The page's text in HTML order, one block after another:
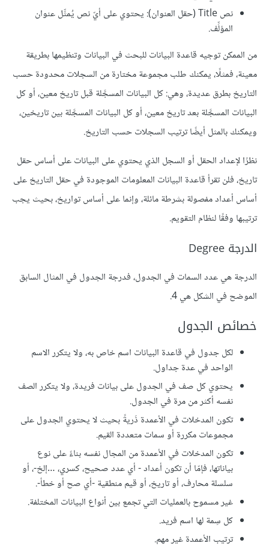
نص Title (حقل العنوان): يحتوي على أيّ نص يُمثِّل عنوان
المؤلِّف.
من الممكن توجيه قاعدة البيانات للبحث في البيانات وتنظيمها بطريقة
معينة، فمثلًا، يمكنك طلب مجموعة مختارة من السجلات محدودة حسب
التاريخ بطرق عديدة، وهي: كل البيانات المسجَّلة قبل تاريخ معين، أو كل
البيانات المسجَّلة بعد تاريخ معين، أو كل البيانات المسجَّلة بين تاريخين،
ويمكنك بالمثل أيضًا ترتيب السجلات حسب التاريخ.
نظرًا لإعداد الحقل أو السجل الذي يحتوي على البيانات على أساس حقل
تاريخ، فلن تقرأ قاعدة البيانات المعلومات الموجودة في حقل التاريخ على
أساس أعداد مفصولة بشرطة مائلة، وإنما على أساس تواريخ، بحيث يجب
ترتيبها وفقًا لنظام التقويم.
الدرجة Degree
الدرجة هي عدد السمات في الجدول، فدرجة الجدول في المثال السابق
الموضح في الشكل هي 4.
خصائص الجدول
لكل جدول في قاعدة البيانات اسم خاص به، ولا يتكرر الاسم
الواحد في عدة جداول.
يحتوي كل صف في الجدول على بيانات فريدة، ولا يتكرر الصف
نفسه أكثر من مرة في الجدول.
تكون المدخلات في الأعمدة ذَريةً بحيث لا يحتوي الجدول على
مجموعات مكررة أو سمات متعددة القيم.
تكون المدخلات في الأعمدة من المجال نفسه بناءً على نوع
بياناتها، فإمّا أن تكون أعداد - أي عدد صحيح، كسري، …إلخ-، أو
سلسلة محارف، أو تاريخ، أو قيم منطقية -أي صح أو خطأ-.
غير مسموح بالعمليات التي تجمع بين أنواع البيانات المختلفة.
كل سِمة لها اسم فريد.
ترتيب الأعمدة غير مهم.